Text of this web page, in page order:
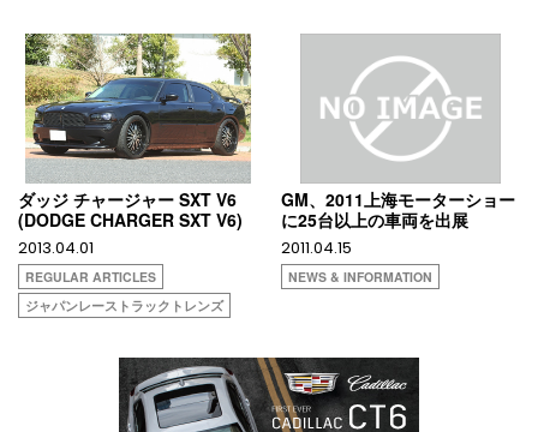
ダッジ チャージャー SXT V6
(DODGE CHARGER SXT V6)
2013.04.01
REGULAR ARTICLES
ジャパンレーストラックトレンズ
GM、2011上海モーターショー
に25台以上の車両を出展
2011.04.15
NEWS & INFORMATION